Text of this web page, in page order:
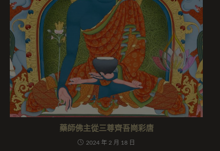
藥師佛主從三尊齊吾崗彩唐
2024 年 2 月 18 日